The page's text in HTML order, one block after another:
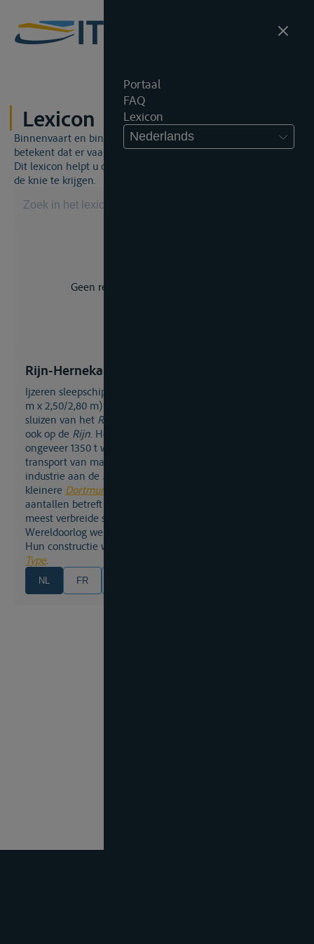
Portaal
FAQ
Lexicon
Nederlands
Lexicon
Binnenvaart en binnenvaartrecht is een unieke wereld. Dat
betekent dat er vaak een specifiek vakjargon gebruikt wordt.
Dit lexicon helpt u om een aantal broodnodige termen onder
de knie te krijgen.
Geen resultaat voor uw zoekopdracht.
Rijn-Hernekanaalschip
ijzeren sleepschip waarvan de afmetingen (80 m x 9,50
m x 2,50/2,80 m) waren aangepast aan die van de
sluizen van het Rijn-Hernekanaal
ook op de Rijn. Het schip met een draagkracht van
ongeveer 1350 t werd in groot aantal ingezet bij het
transport van massagoederen (kolen, erts) voor de
industrie aan de Roer
kleinere Dortmund-Ems-kanaalschip
aantallen betreft en geografisch tot de in de Rijnvaart
meest verbreide scheepstypes. Na de Tweede
Wereldoorlog werden vele boten achteraf gemotoriseerd.
Hun constructie was de basis voor het
Type.
NL FR